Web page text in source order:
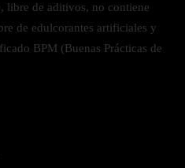
libre de aditivos, no contiene
de edulcorantes artificiales y
BPM (Buenas Prácticas de